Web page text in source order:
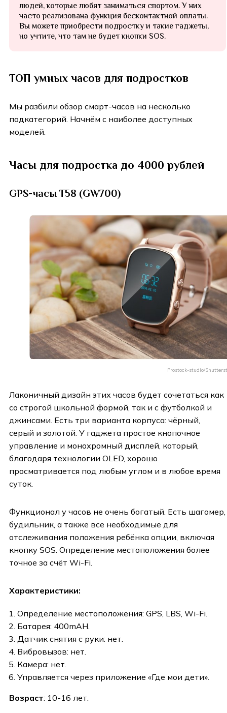
людей, которые любят заниматься спортом. У них
часто реализована функция бесконтактной оплаты.
Вы можете приобрести подростку и такие гаджеты,
но учтите, что там не будет кнопки SOS.
ТОП умных часов для подростков
Мы разбили обзор смарт-часов на несколько
подкатегорий. Начнём с наиболее доступных
моделей.
Часы для подростка до 4000 рублей
GPS-часы T58 (GW700)
Prostock-studio/
Лаконичный дизайн этих часов будет сочетаться как
со строгой школьной формой, так и с футболкой и
джинсами. Есть три варианта корпуса: чёрный,
серый и золотой. У гаджета простое кнопочное
управление и монохромный дисплей, который,
благодаря технологии OLED, хорошо
просматривается под любым углом и в любое время
суток.
Функционал у часов не очень богатый. Есть шагомер,
будильник, а также все необходимые для
отслеживания положения ребёнка опции, включая
кнопку SOS. Определение местоположения более
точное за счёт Wi-Fi.
Характеристики:
Определение местоположения: GPS, LBS, Wi-Fi.
Батарея: 400mAH.
Датчик снятия с руки: нет.
Вибровызов: нет.
Камера: нет.
Управляется через приложение «Где мои дети».
Возраст: 10-16 лет.